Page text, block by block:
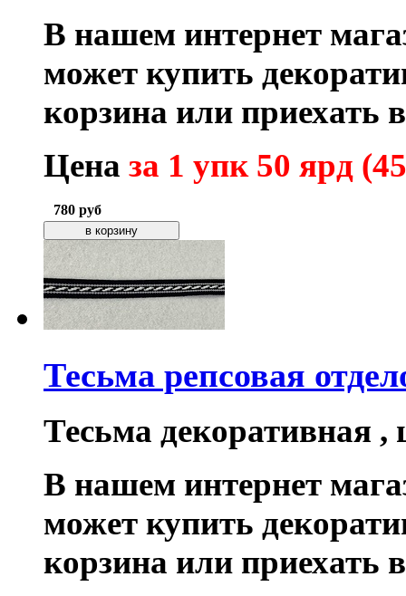
В нашем интернет
может купить
корзина или
Цена за 1 упк 50 ярд
780 руб
Тесьма репсовая
Тесьма декоративная
В нашем интернет
может купить
корзина или